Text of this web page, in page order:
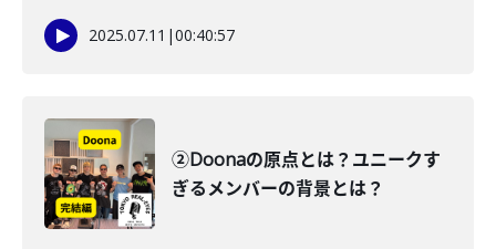
2025.07.11 |00:40:57
②Doonaの原点とは？ユニークす
ぎるメンバーの背景とは？